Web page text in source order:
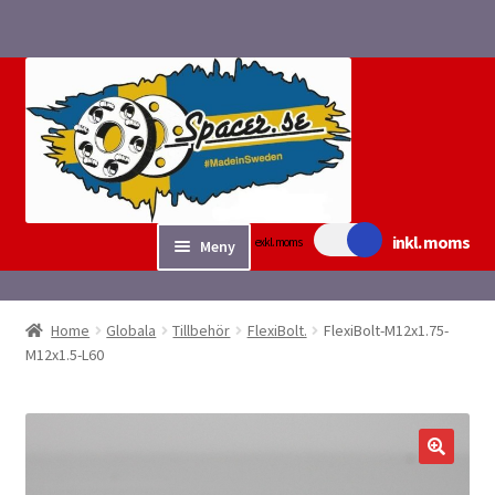
navigering
innehåll
exkl. moms inkl. moms
Meny
Sök/bygg Spacers
Tillbehör
Fyndvaror.
Home Globala Tillbehör FlexiBolt.
FlexiBolt-M12x1.75-
M12x1.5-L60